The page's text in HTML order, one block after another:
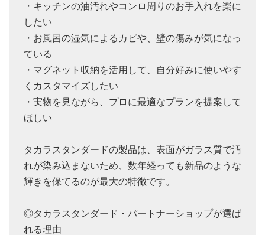
・キッチンの油汚れやコンロ周りのお手入れを楽に
したい
・お風呂の湿気によるカビや、壁の傷みが気になっ
ている
・マグネット収納を活用して、自分好みに使いやす
くカスタマイズしたい
・実物を見ながら、プロに最適なプランを提案して
ほしい
タカラスタンダードの製品は、表面がガラス質で汚
れが染み込まないため、数年経っても新品のような
輝きを保てるのが最大の特徴です。
◎タカラスタンダード・パートナーショップが選ば
れる理由